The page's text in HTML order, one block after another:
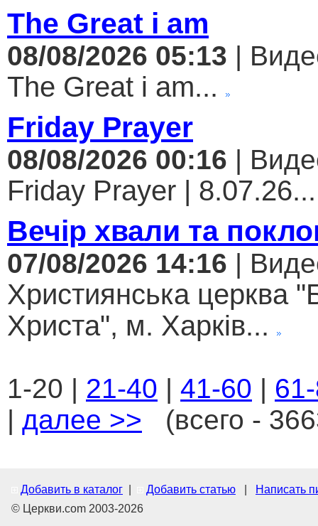
The Great i am
08/08/2026 05:13 |
The Great i am...
Friday Prayer
08/08/2026 00:16 |
Friday Prayer | 8.07.26...
Вечір хвали та
07/08/2026 14:16 |
Християнська церква
Христа", м. Харків...
1-20 | 21-40 | 41-60 |
| далее >> (всего -
Добавить в каталог Добавить статью
Написать
© Церкви.com 2003-2026